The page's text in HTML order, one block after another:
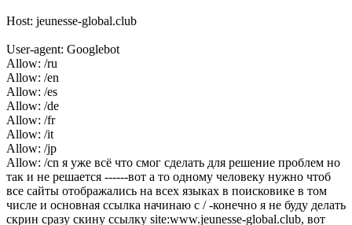
Host: jeunesse-global.club
User-agent: Googlebot
Allow: /ru
Allow: /en
Allow: /es
Allow: /de
Allow: /fr
Allow: /it
Allow: /jp
Allow: /cn я уже всё что смог сделать для решение проблем но
так и не решается ------вот а то одному человеку нужно чтоб
все сайты отображались на всех языках в поисковике в том
числе и основная ссылка начинаю с / -конечно я не буду делать
скрин сразу скину ссылку site:www.jeunesse-global.club, вот